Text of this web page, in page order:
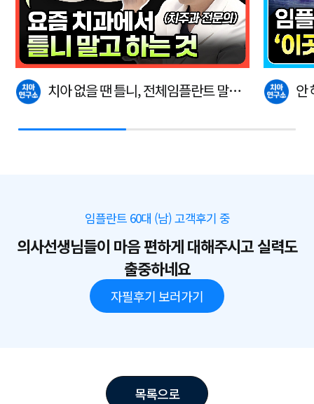
치아 없을 땐 틀니, 전체임플란트 말고
안
임플란트 60대 (남) 고객후기 중
의사선생님들이 마음 편하게 대해주시고 실력도
출중하네요
자필후기 보러가기
목록으로